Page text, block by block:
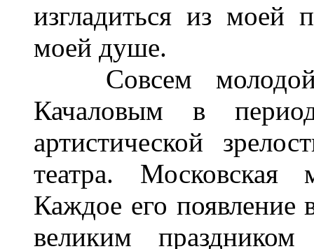
изгладиться из моей
моей душе.
Совсем молодой
Качаловым в
артистической
театра. Московская
Каждое его
великим праздником